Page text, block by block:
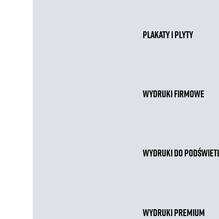
Plakaty i plyty
Wydruki firmowe
Wydruki do
Wydruki premium